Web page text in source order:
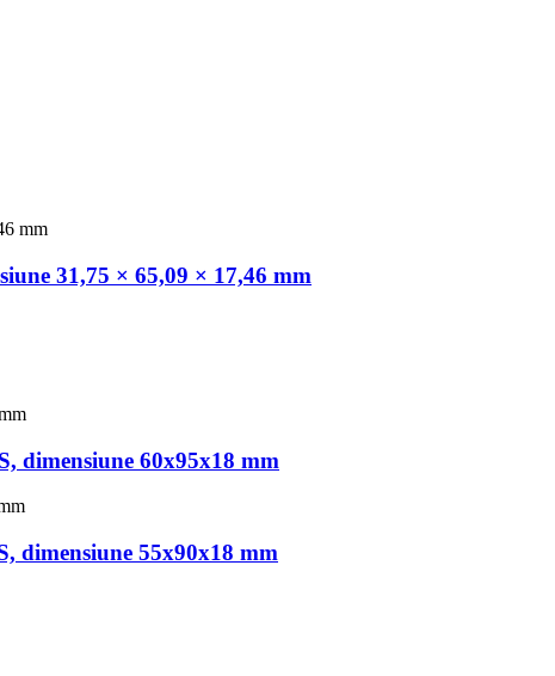
31,75 × 65,09 × 17,46 mm
dimensiune 60x95x18 mm
dimensiune 55x90x18 mm